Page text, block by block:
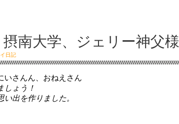
南大学、ジェリー神父様
日記
いさんん、おねえさん
しょう！
出を作りました。